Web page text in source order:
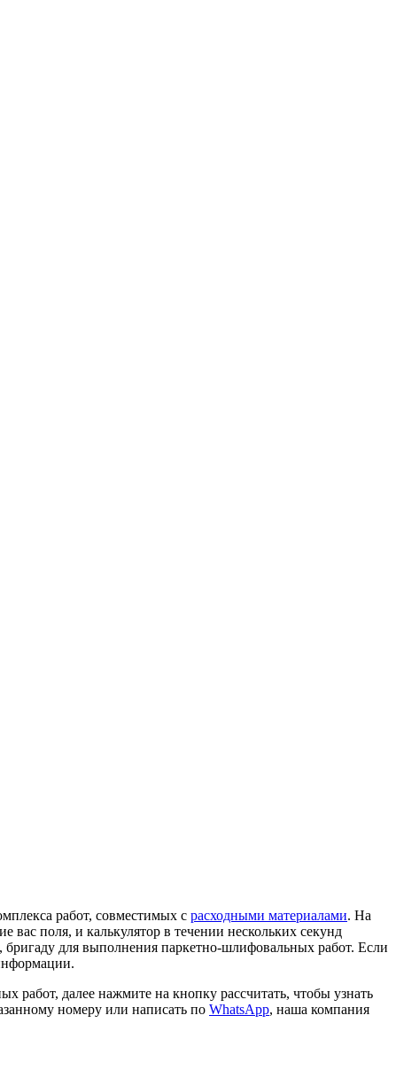
работ, совместимых с расходными материалами. На
вас поля, и калькулятор в течении нескольких секунд
бригаду для выполнения паркетно-шлифовальных работ. Если
работ, далее нажмите на кнопку рассчитать, чтобы узнать
номеру или написать по WhatsApp, наша компания